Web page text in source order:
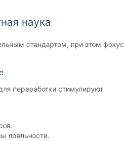
наука
стандартом, при этом фокус
переработки стимулируют
лояльности.